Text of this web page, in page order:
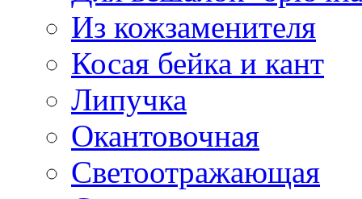
Из кожзаменителя
Косая бейка и кант
Липучка
Окантовочная
Светоотражающая